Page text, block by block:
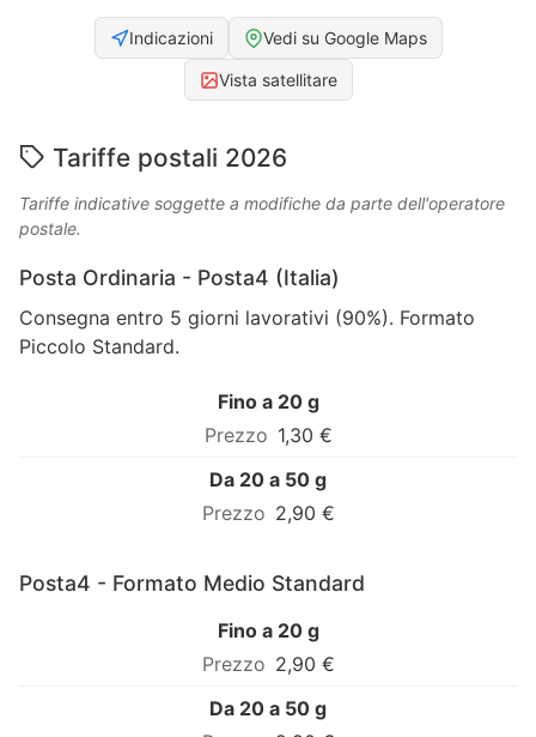
Indicazioni Vedi su Google Maps
Vista satellitare
Tariffe postali 2026
Tariffe indicative soggette a modifiche da parte dell'operatore
postale.
Posta Ordinaria - Posta4 (Italia)
Consegna entro 5 giorni lavorativi (90%). Formato
Piccolo Standard.
Fino a 20 g
1,30 €
Da 20 a 50 g
2,90 €
Posta4 - Formato Medio Standard
Fino a 20 g
2,90 €
Da 20 a 50 g